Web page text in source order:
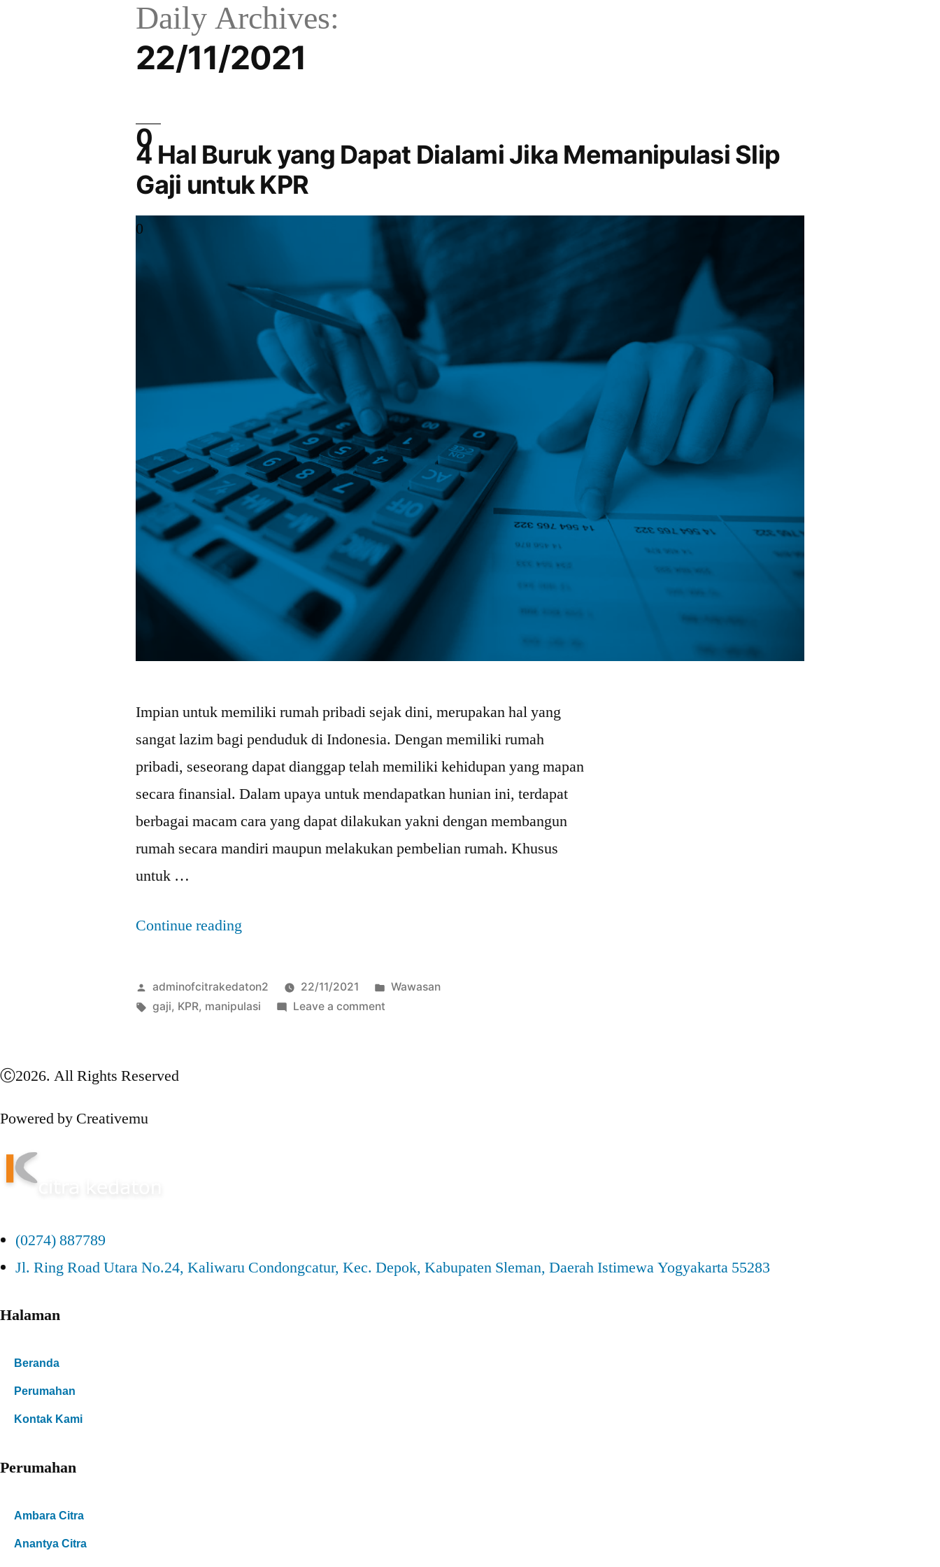
Daily Archives:
22/11/2021
4 Hal Buruk yang Dapat Dialami Jika Memanipulasi Slip
Gaji untuk KPR
Impian untuk memiliki rumah pribadi sejak dini, merupakan hal yang
sangat lazim bagi penduduk di Indonesia. Dengan memiliki rumah
pribadi, seseorang dapat dianggap telah memiliki kehidupan yang mapan
secara finansial. Dalam upaya untuk mendapatkan hunian ini, terdapat
berbagai macam cara yang dapat dilakukan yakni dengan membangun
rumah secara mandiri maupun melakukan pembelian rumah. Khusus
untuk …
Continue reading
adminofcitrakedaton2 22/11/2021
Wawasan
gaji, KPR, manipulasi Leave a comment
Ⓒ2026. All Rights Reserved
Powered by Creativemu
(0274) 887789
Jl. Ring Road Utara No.24, Kaliwaru Condongcatur, Kec. Depok, Kabupaten Sleman, Daerah Istimewa Yogyakarta 55283
Halaman
Beranda
Perumahan
Kontak Kami
Perumahan
Ambara Citra
Anantya Citra